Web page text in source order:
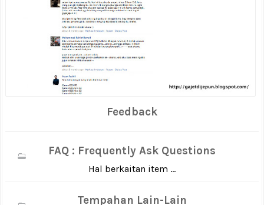
Feedback
FAQ : Frequently Ask Questions
Hal berkaitan item ...
Tempahan Lain-Lain